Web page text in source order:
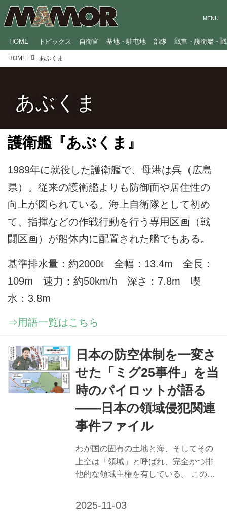
HOME トピックス 自衛官 基地・駐屯地 部隊 戦車・護衛艦・
HOME あぶくま
あぶくま
護衛艦『あぶくま』
1989年に就役した護衛艦で、母港は呉（広島
県）。従来の護衛艦よりも防御面や居住性の
向上が図られている。海上自衛隊として初め
て、指揮などの作戦行動を行う専用区画（戦
闘区画）が船体内に配置された艦でもある。
基準排水量：約2000t 全幅：13.4m 全長：
109m 速力：約50km/h 深さ：7.8m 喫
水：3.8m
⇒用語一覧はこちら
日本の防空体制を一変さ
せた「ミグ25事件」を当
時のパイロットが語る
――日本の領域侵犯関連
事件ファイル
わが国の固有の土地と海、そしてその
上空は「領域」と呼ばれ、完全かつ排
他的な領域主権を有している。 この領